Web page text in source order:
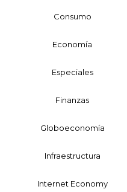
Consumo
Economía
Especiales
Finanzas
Globoeconomía
Infraestructura
Internet Economy